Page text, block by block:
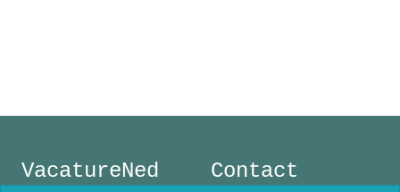
VacatureNed Contact